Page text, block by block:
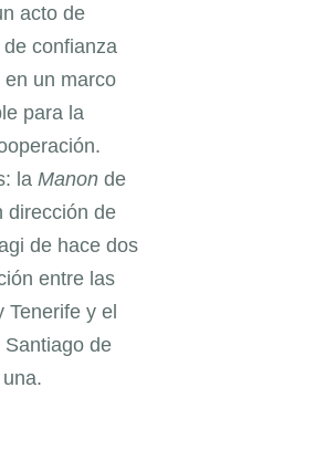
acto de
confianza
un marco
para la
la Manon de
dirección de
de hace dos
entre las
Tenerife y el
Santiago de